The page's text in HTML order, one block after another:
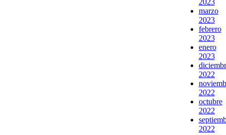
2023
marzo
2023
febrero
2023
enero
2023
2022
2022
octubre
2022
2022